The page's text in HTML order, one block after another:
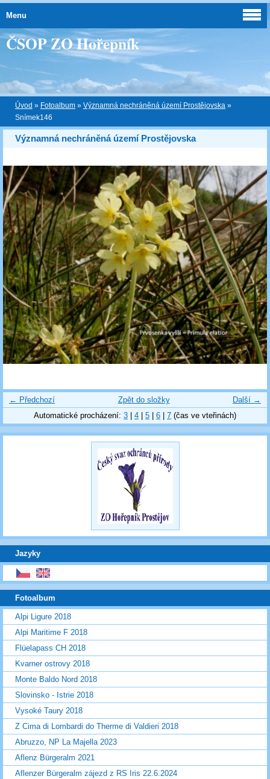
ČSOP ZO Hořepník
Úvod » Fotoalbum » Významná nechráněná území Prostějovska »
Snímek146
Významná nechráněná území Prostějovska
← Předchozí Další →
Zpět do složky
Automatické procházení: 3 4 5 6 7 (čas ve vteřinách)
Jazyky
Menu
Fotoalbum
Alpi Ligure 2018
Alpi Maritime F 2018
Flüelapass CH 2018
Kvarner ostrovy 2018
Monte Baldo Nord 2018
Slovinsko - Istrie 2018
Vysoké Taury 2018
Z Cima di Lombardi do Therme di Valdieri 2018
Abruzzo, NP La Majella 2023
Aflenz Bürgeralm 2021
Aflenzer Bürgeralm zájezd z RS Iris 22.6.2024